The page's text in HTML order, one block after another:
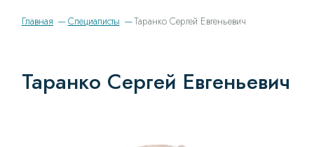
Главная Специалисты Таранко Сергей Евгеньевич
Таранко Сергей Евгеньевич